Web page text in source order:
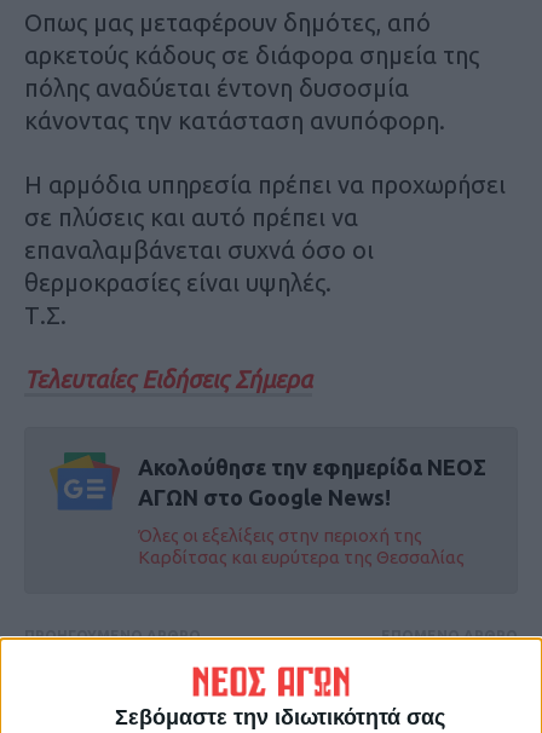
Σεβόμαστε την ιδιωτικότητά σας
Οπως μας μεταφέρουν δημότες, από
αρκετούς κάδους σε διάφορα σημεία της
πόλης αναδύεται έντονη δυσοσμία
κάνοντας την κατάσταση ανυπόφορη.
Η αρμόδια υπηρεσία πρέπει να προχωρήσει
σε πλύσεις και αυτό πρέπει να
επαναλαμβάνεται συχνά όσο οι
θερμοκρασίες είναι υψηλές.
Τ.Σ.
Τελευταίες Ειδήσεις Σήμερα
Ακολούθησε την εφημερίδα ΝΕΟΣ
ΑΓΩΝ στο Google News!
Όλες οι εξελίξεις στην περιοχή της
Καρδίτσας και ευρύτερα της Θεσσαλίας
ΠΡΟΗΓΟΥΜΕΝΟ ΑΡΘΡΟ
Αναγκαία η υπερδέσμευση
ΕΠΟΜΕΝΟ ΑΡΘΡΟ
Τακούδης : Χαλάει ο καιρός
το Σαββατοκύριακο -
Έρχονται βροχοπτώσεις στη